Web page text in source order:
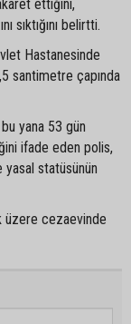
ettiğini,
sıktığını belirtti.
Hastanesinde
santimetre çapında
yana 53 gün
ifade eden polis,
yasal statüsünün
üzere cezaevinde